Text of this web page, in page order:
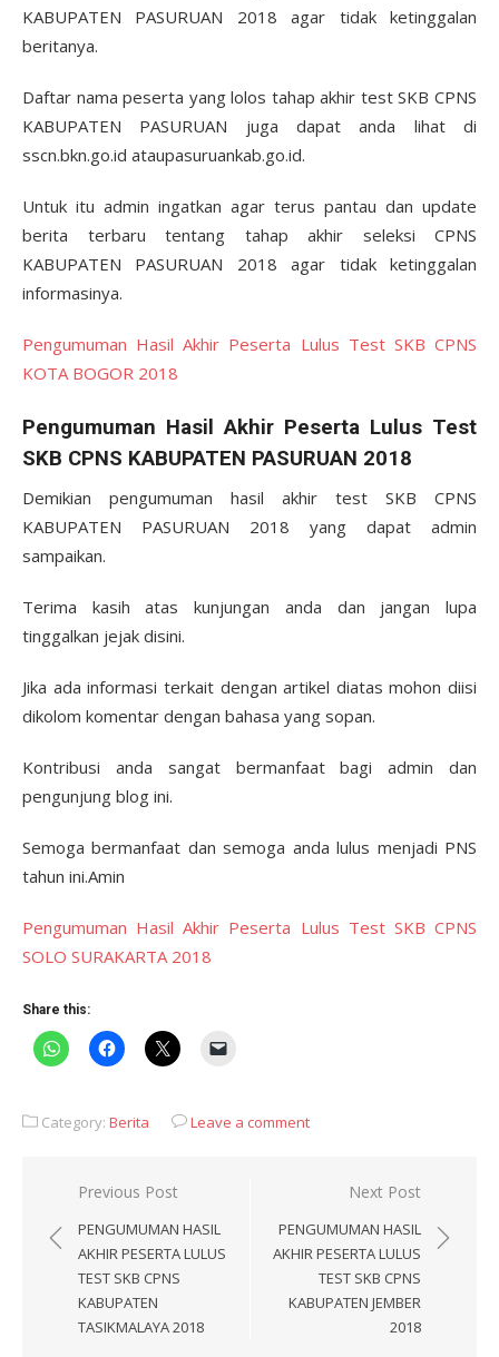
KABUPATEN PASURUAN 2018 agar tidak ketinggalan
beritanya.
Daftar nama peserta yang lolos tahap akhir test SKB CPNS
KABUPATEN PASURUAN juga dapat anda lihat di
sscn.bkn.go.id ataupasuruankab.go.id.
Untuk itu admin ingatkan agar terus pantau dan update
berita terbaru tentang tahap akhir seleksi CPNS
KABUPATEN PASURUAN 2018 agar tidak ketinggalan
informasinya.
Pengumuman Hasil Akhir Peserta Lulus Test SKB CPNS
KOTA BOGOR 2018
Pengumuman Hasil Akhir Peserta Lulus Test
SKB CPNS KABUPATEN PASURUAN 2018
Demikian pengumuman hasil akhir test SKB CPNS
KABUPATEN PASURUAN 2018 yang dapat admin
sampaikan.
Terima kasih atas kunjungan anda dan jangan lupa
tinggalkan jejak disini.
Jika ada informasi terkait dengan artikel diatas mohon diisi
dikolom komentar dengan bahasa yang sopan.
Kontribusi anda sangat bermanfaat bagi admin dan
pengunjung blog ini.
Semoga bermanfaat dan semoga anda lulus menjadi PNS
tahun ini.Amin
Pengumuman Hasil Akhir Peserta Lulus Test SKB CPNS
SOLO SURAKARTA 2018
Share this:
Category: Berita Leave a comment
Post
navigation
Previous Post
PENGUMUMAN HASIL
AKHIR PESERTA LULUS
TEST SKB CPNS
KABUPATEN
TASIKMALAYA 2018
Next Post
PENGUMUMAN HASIL
AKHIR PESERTA LULUS
TEST SKB CPNS
KABUPATEN JEMBER
2018